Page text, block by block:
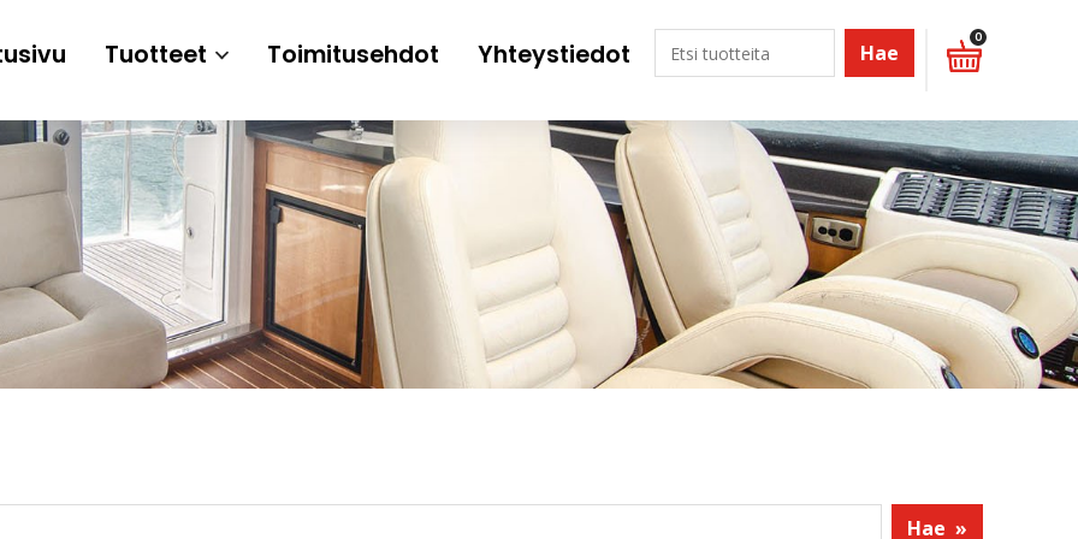
Tuotteet Toimitusehdot Yhteystiedot Hae
0
Hae »